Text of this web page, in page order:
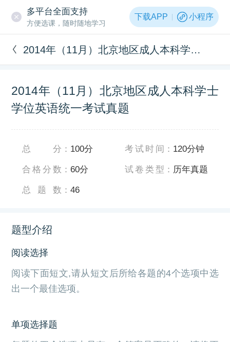
多平台全面支持
方便选课，随时随地学习
下载APP 小程序
2014年（11月）北京地区成人本科学士学位英语统一考试真题
2014年（11月）北京地区成人本科学士
学位英语统一考试真题
总分 ： 100分
合格分数 ：60分
总题数 ：46
考试时间 ： 120分钟
试卷类型 ： 历年真题
题型介绍
阅读选择
阅读下面短文,请从短文后所给各题的4个选项中选
出一个最佳选项。
单项选择题